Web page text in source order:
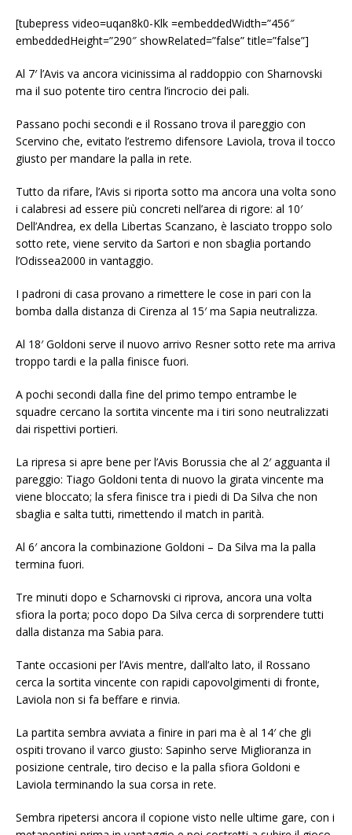
[tubepress video=uqan8k0-Klk =embeddedWidth=”456″
embeddedHeight=”290″ showRelated=”false” title=”false”]
Al 7′ l’Avis va ancora vicinissima al raddoppio con Sharnovski
ma il suo potente tiro centra l’incrocio dei pali.
Passano pochi secondi e il Rossano trova il pareggio con
Scervino che, evitato l’estremo difensore Laviola, trova il tocco
giusto per mandare la palla in rete.
Tutto da rifare, l’Avis si riporta sotto ma ancora una volta sono
i calabresi ad essere più concreti nell’area di rigore: al 10′
Dell’Andrea, ex della Libertas Scanzano, è lasciato troppo solo
sotto rete, viene servito da Sartori e non sbaglia portando
l’Odissea2000 in vantaggio.
I padroni di casa provano a rimettere le cose in pari con la
bomba dalla distanza di Cirenza al 15′ ma Sapia neutralizza.
Al 18′ Goldoni serve il nuovo arrivo Resner sotto rete ma arriva
troppo tardi e la palla finisce fuori.
A pochi secondi dalla fine del primo tempo entrambe le
squadre cercano la sortita vincente ma i tiri sono neutralizzati
dai rispettivi portieri.
La ripresa si apre bene per l’Avis Borussia che al 2′ agguanta il
pareggio: Tiago Goldoni tenta di nuovo la girata vincente ma
viene bloccato; la sfera finisce tra i piedi di Da Silva che non
sbaglia e salta tutti, rimettendo il match in parità.
Al 6′ ancora la combinazione Goldoni – Da Silva ma la palla
termina fuori.
Tre minuti dopo e Scharnovski ci riprova, ancora una volta
sfiora la porta; poco dopo Da Silva cerca di sorprendere tutti
dalla distanza ma Sabia para.
Tante occasioni per l’Avis mentre, dall’alto lato, il Rossano
cerca la sortita vincente con rapidi capovolgimenti di fronte,
Laviola non si fa beffare e rinvia.
La partita sembra avviata a finire in pari ma è al 14′ che gli
ospiti trovano il varco giusto: Sapinho serve Miglioranza in
posizione centrale, tiro deciso e la palla sfiora Goldoni e
Laviola terminando la sua corsa in rete.
Sembra ripetersi ancora il copione visto nelle ultime gare, con i